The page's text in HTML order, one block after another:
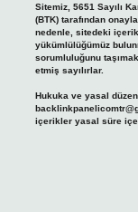
Sitemiz, 5651 Sayılı
(BTK) tarafından
nedenle, sitedeki
yükümlülüğümüz
sorumluluğunu
etmiş sayılırlar.
Hukuka ve yasal
içerikler yasal süre